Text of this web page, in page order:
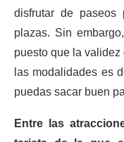
disfrutar de
plazas. Sin
puesto que la
las modalidades es
puedas sacar buen
Entre las